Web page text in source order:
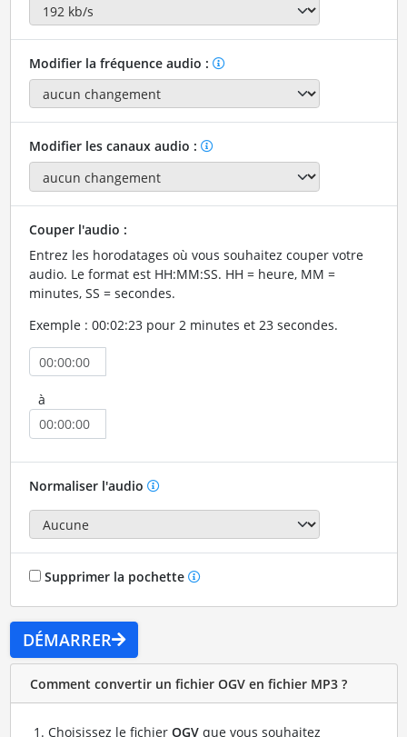
Modifier la fréquence audio :
Modifier les canaux audio :
Couper l'audio :
Entrez les horodatages où vous souhaitez couper votre
audio. Le format est HH:MM:SS. HH = heure, MM =
minutes, SS = secondes.
Exemple : 00:02:23 pour 2 minutes et 23 secondes.
à
Normaliser l'audio
Supprimer la pochette
DÉMARRER
Comment convertir un fichier OGV en fichier MP3 ?
Choisissez le fichier OGVque vous souhaitez